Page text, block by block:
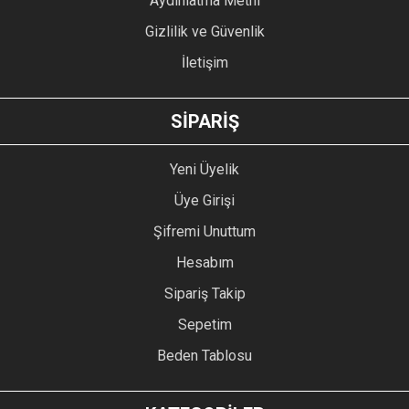
GÖNDER
Gizlilik ve Güvenlik
İletişim
SİPARİŞ
Yeni Üyelik
Üye Girişi
Şifremi Unuttum
Hesabım
Sipariş Takip
Sepetim
Beden Tablosu